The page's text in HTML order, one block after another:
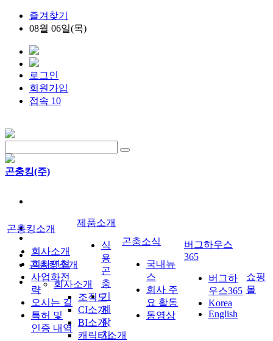
즐겨찾기
08월 06일(목)
로그인
회원가입
접속 10
곤충킹(주)
곤충킹소개
회사소개
조직도
CI소개
BI소개
캐릭터소개
곤충킹소개
회사소개
회사연혁
사업화전
략
오시는 길
특허 및
인증 내역
제품소개
식
용
곤
충
기
계
장
치
곤충소식
국내뉴
스
회사 주
요 활동
동영상
버그하우스
365
버그하
우스365
Korea
English
쇼핑
몰